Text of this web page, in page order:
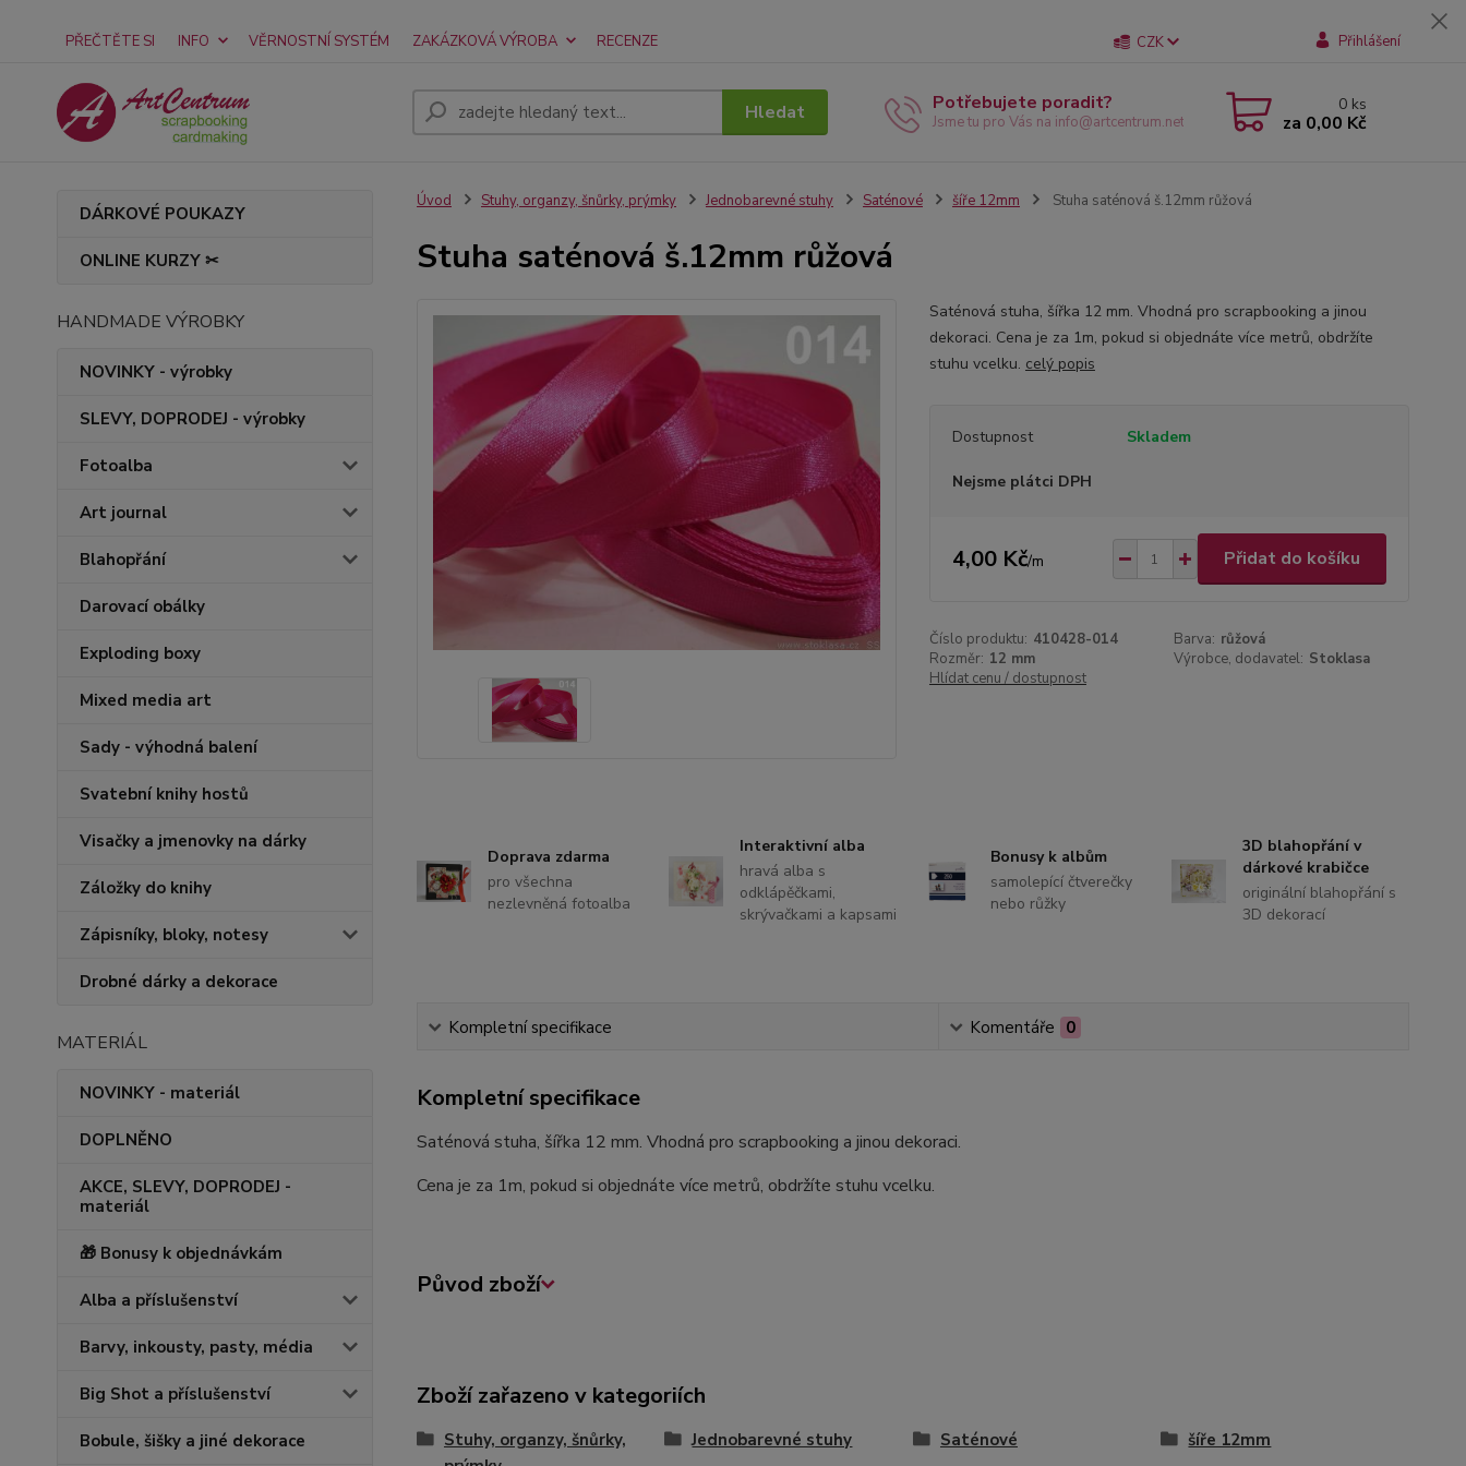
PŘEČTĚTE SI INFO VĚRNOSTNÍ SYSTÉM ZAKÁZKOVÁ VÝROBA RECENZE CZK Přihlášení
Hledat Potřebujete poradit?
Jsme tu pro Vás na info@artcentrum.net
0 ks
za 0,00 Kč
DÁRKOVÉ POUKAZY
ONLINE KURZY ✂
HANDMADE VÝROBKY
NOVINKY - výrobky
SLEVY, DOPRODEJ - výrobky
Fotoalba
Art journal
Blahopřání
Darovací obálky
Exploding boxy
Mixed media art
Sady - výhodná balení
Svatební knihy hostů
Visačky a jmenovky na dárky
Záložky do knihy
Zápisníky, bloky, notesy
Drobné dárky a dekorace
MATERIÁL
NOVINKY - materiál
DOPLNĚNO
AKCE, SLEVY, DOPRODEJ -
materiál
🎁 Bonusy k objednávkám
Alba a příslušenství
Barvy, inkousty, pasty, média
Big Shot a příslušenství
Bobule, šišky a jiné dekorace
Úvod Stuhy, organzy, šnůrky, prýmky Jednobarevné stuhy Saténové šíře 12mm Stuha saténová š.12mm růžová
Stuha saténová š.12mm růžová
Saténová stuha, šířka 12 mm. Vhodná pro scrapbooking a jinou
dekoraci. Cena je za 1m, pokud si objednáte více metrů, obdržíte
stuhu vcelku. celý popis
Dostupnost Skladem
Nejsme plátci DPH
4,00 Kč/m Přidat do košíku
Číslo produktu: 410428-014 Barva: růžová
Rozměr: 12 mm Výrobce, dodavatel: Stoklasa
Hlídat cenu / dostupnost
Doprava zdarma
pro všechna
nezlevněná fotoalba
Interaktivní alba
hravá alba s
odklápěčkami,
skrývačkami a kapsami
Bonusy k albům
samolepící čtverečky
nebo růžky
3D blahopřání v
dárkové krabičce
originální blahopřání s
3D dekorací
Kompletní specifikace Komentáře 0
Kompletní specifikace
Saténová stuha, šířka 12 mm. Vhodná pro scrapbooking a jinou dekoraci.
Cena je za 1m, pokud si objednáte více metrů, obdržíte stuhu vcelku.
Původ zboží
Zboží zařazeno v kategoriích
Stuhy, organzy, šnůrky,
Jednobarevné stuhy Saténové šíře 12mm